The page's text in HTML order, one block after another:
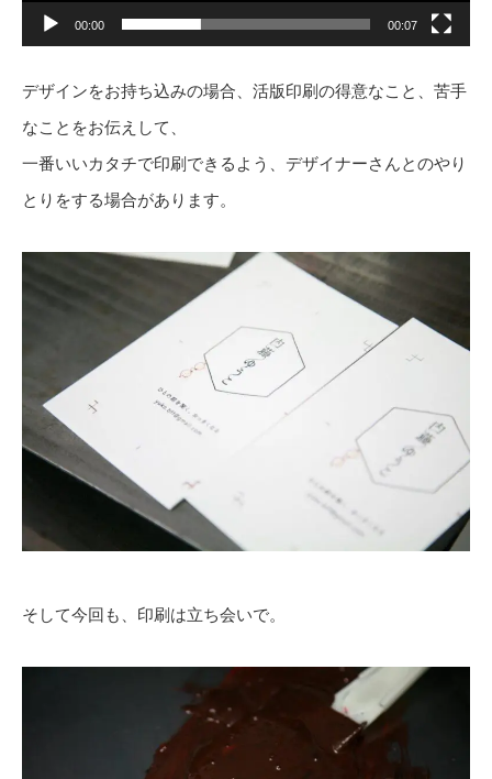
00:00 00:07
デザインをお持ち込みの場合、活版印刷の得意なこと、苦手
なことをお伝えして、
一番いいカタチで印刷できるよう、デザイナーさんとのやり
とりをする場合があります。
そして今回も、印刷は立ち会いで。